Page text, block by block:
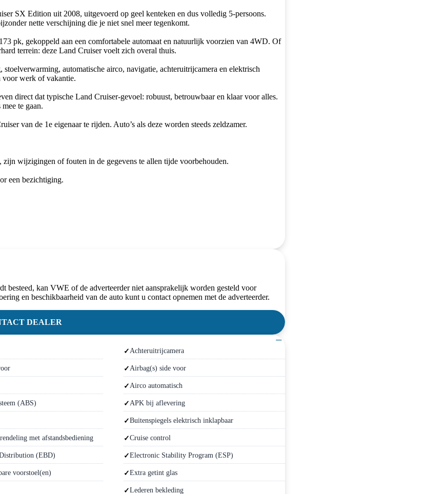
SX Edition uit 2008, uitgevoerd op geel kenteken en dus volledig 5-persoons.
nette verschijning die je niet snel meer tegenkomt.
pk, gekoppeld aan een comfortabele automaat en natuurlijk voorzien van 4WD. Of
terrein: deze Land Cruiser voelt zich overal thuis.
automatische airco, navigatie, achteruitrijcamera en elektrisch
voor werk of vakantie.
direct dat typische Land Cruiser-gevoel: robuust, betrouwbaar en klaar voor alles.
te gaan.
van de 1e eigenaar te rijden. Auto’s als deze worden steeds zeldzamer.
wijzigingen of fouten in de gegevens te allen tijde voorbehouden.
een bezichtiging.
kan VWE of de adverteerder niet aansprakelijk worden gesteld voor
en beschikbaarheid van de auto kunt u contact opnemen met de adverteerder.
DEALER
−
Achteruitrijcamera
Airbag(s) side voor
Airco automatisch
(ABS) APK bij aflevering
Buitenspiegels elektrisch inklapbaar
met afstandsbediening Cruise control
(EBD) Electronic Stability Program (ESP)
voorstoel(en) Extra getint glas
Lederen bekleding